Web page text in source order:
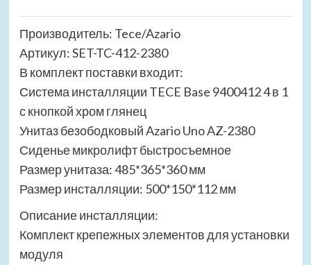
Производитель: Tece/Azario
Артикул: SET-TC-412-2380
В комплект поставки входит:
Система инсталляции TECE Base 9400412 4 в 1
с кнопкой хром глянец
Унитаз безободковый Azario Uno AZ-2380
Сиденье микролифт быстросъемное
Размер унитаза: 485*365*360 мм
Размер инсталляции: 500*150*112 мм
Описание инсталляции:
Комплект крепежных элементов для установки
модуля